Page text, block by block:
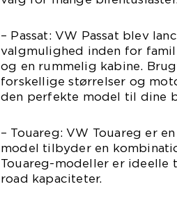
– Passat: VW Passat blev
valgmulighed inden for
og en rummelig kabine.
forskellige størrelser og
den perfekte model til dine
– Touareg: VW Touareg er
model tilbyder en
Touareg-modeller er
road kapaciteter.